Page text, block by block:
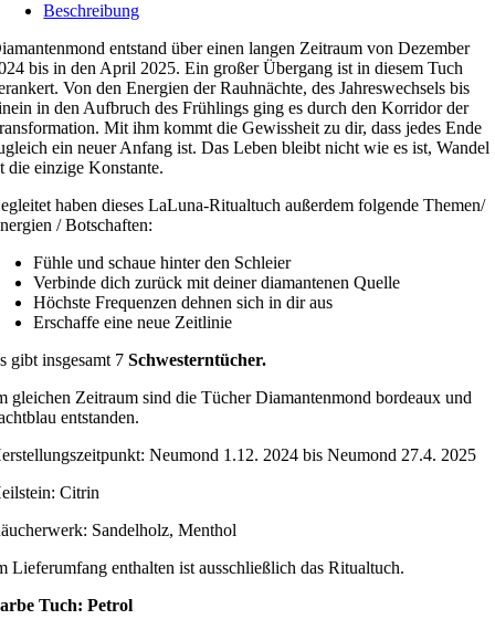
Beschreibung
entstand über einen langen Zeitraum von Dezember
bis in den April 2025. Ein großer Übergang ist in diesem Tuch
Von den Energien der Rauhnächte, des Jahreswechsels bis
in den Aufbruch des Frühlings ging es durch den Korridor der
Mit ihm kommt die Gewissheit zu dir, dass jedes Ende
ein neuer Anfang ist. Das Leben bleibt nicht wie es ist, Wandel
die einzige Konstante.
haben dieses LaLuna-Ritualtuch außerdem folgende Themen/
/ Botschaften:
Fühle und schaue hinter den Schleier
Verbinde dich zurück mit deiner diamantenen Quelle
Höchste Frequenzen dehnen sich in dir aus
Erschaffe eine neue Zeitlinie
gibt insgesamt 7 Schwesterntücher.
gleichen Zeitraum sind die Tücher Diamantenmond bordeaux und
entstanden.
Neumond 1.12. 2024 bis Neumond 27.4. 2025
Citrin
Sandelholz, Menthol
Lieferumfang enthalten ist ausschließlich das Ritualtuch.
Tuch: Petrol